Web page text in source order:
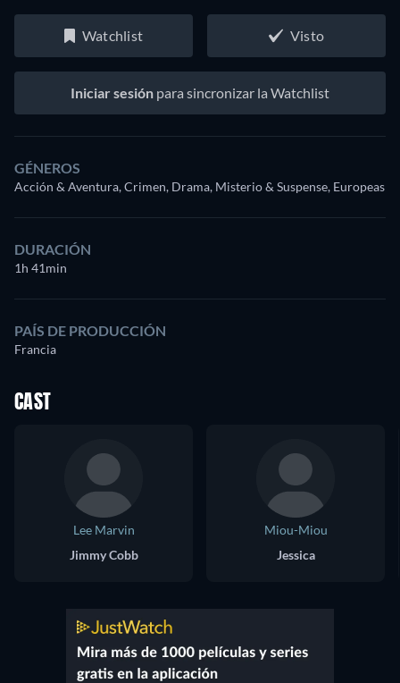
Watchlist Visto
Iniciar sesión para sincronizar la Watchlist
GÉNEROS
Acción & Aventura, Crimen, Drama, Misterio & Suspense, Europeas
DURACIÓN
1h 41min
PAÍS DE PRODUCCIÓN
Francia
CAST
Lee Marvin
Jimmy Cobb
Miou-Miou
Jessica